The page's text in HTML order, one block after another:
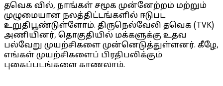
தவெக வில், நாங்கள் சமூக முன்னேற்றம் மற்றும்
முழுமையான நலத்திட்டங்களில் ஈடுபட
உறுதிபூண்டுள்ளோம். திருநெல்வேலி தவெக (TVK)
அணியினர், தொகுதியில் மக்களுக்கு உதவ
பல்வேறு முயற்சிகளை முன்னெடுத்துள்ளனர். கீழே,
எங்கள் முயற்சிகளைப் பிரதிபலிக்கும்
புகைப்படங்களை காணலாம்.